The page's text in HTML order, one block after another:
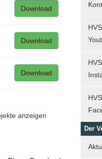
Download
Download
Download
anzeigen
Der